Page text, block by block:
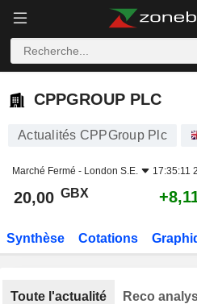
CPPGROUP PLC
CPPGROUP PLC
Actualités CPPGroup Plc
Marché Fermé - London S.E. 17:35:11
20,00 GBX
Synthèse Cotations
Toute l'actualité Reco